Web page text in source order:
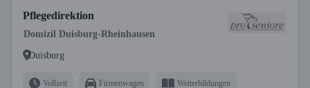
Pflegedirektion
Domizil Duisburg-Rheinhausen
Duisburg
Vollzeit Firmenwagen Weiterbildungen